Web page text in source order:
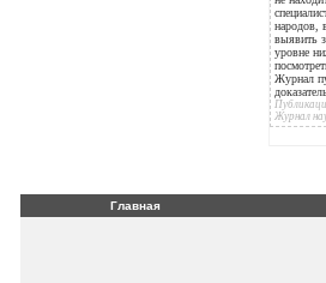
народов,
выявить
уровне
Журнал
Журнал
Главная